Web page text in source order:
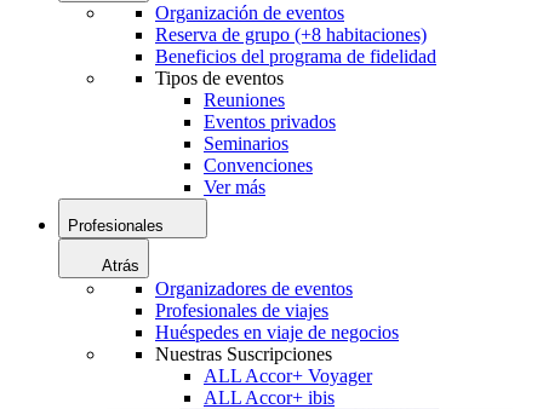
Organización de eventos
Reserva de grupo (+8 habitaciones)
Beneficios del programa de fidelidad
Tipos de eventos
Reuniones
Eventos privados
Seminarios
Convenciones
Ver más
Profesionales
Atrás
Organizadores de eventos
Profesionales de viajes
Huéspedes en viaje de negocios
Nuestras Suscripciones
ALL Accor+ Voyager
ALL Accor+ ibis